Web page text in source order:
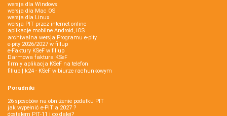
wersja dla Windows
wersja dla Mac OS
wersja dla Linux
wersja PIT przez internet online
aplikacje mobilne Android, iOS
archiwalna wersja Programu e-pity
e-pity 2026/2027 w fillup
e‑Faktury KSeF w fillup
Darmowa faktura KSeF
firmly aplikacja KSeF na telefon
fillup | k24 - KSeF w biurze rachunkowym
Poradniki
26 sposobów na obniżenie podatku PIT
jak wypełnić e-PIT'a 2027 ?
dostałem PIT-11 i co dalej?